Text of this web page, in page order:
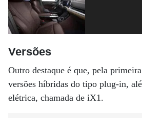
Versões
Outro destaque é que, pela
versões híbridas do tipo plug-in,
elétrica, chamada de iX1.